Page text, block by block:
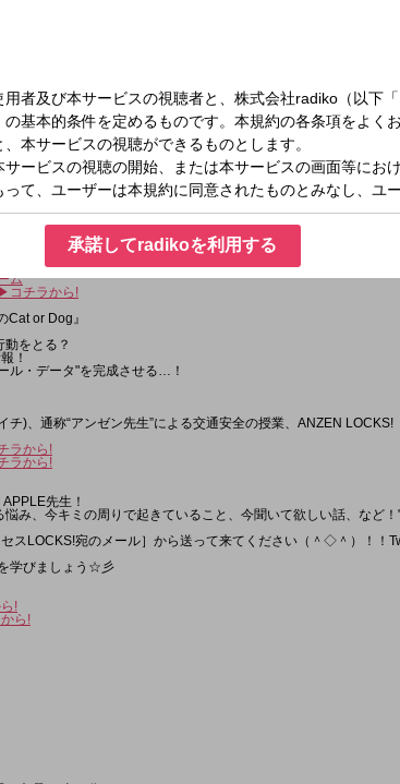
・アンジー教頭＞
or Dog』
APPLE＞
・アンジー教頭＞
の入学のしおりをチェック!
上和先生が、生徒のみんなとの輪（わ=和）を大切に作っていく
ついて語ります!! アニメにハマったきっかけや見ていたアニメ
す！
&「メール」からお願いします！！
ム
▶︎コチラから!
or Dog』
をとる？
！
ル・データ"を完成させる…！
)、通称“アンゼン先生”による交通安全の授業、ANZEN LOCKS!
ラから!
ラから!
先生！
み、今キミの周りで起きていること、今聞いて欲しい話、など
スLOCKS!宛のメール］から送って来てください（＾◇＾）！！
学びましょう☆彡
!
ら!
承諾してradikoを利用する